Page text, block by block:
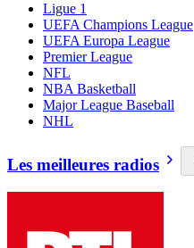
Ligue 1
UEFA Champions League
UEFA Europa League
Premier League
NFL
NBA Basketball
Major League Baseball
NHL
Les meilleures radios